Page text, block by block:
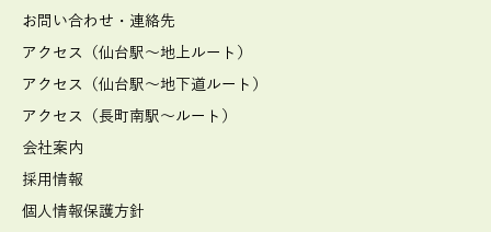
お問い合わせ・連絡先
アクセス（仙台駅～地上ルート）
アクセス（仙台駅～地下道ルート）
アクセス（長町南駅～ルート）
会社案内
採用情報
個人情報保護方針